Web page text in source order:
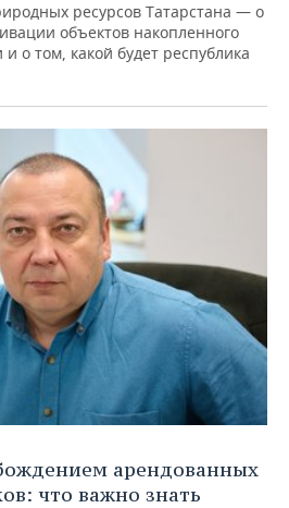
ресурсов Татарстана — о
объектов накопленного
о том, какой будет республика
арендованных
что важно знать